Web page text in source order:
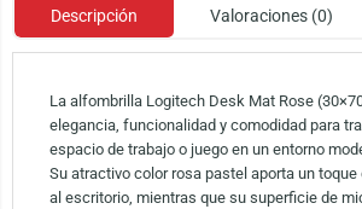
Descripción Valoraciones (0)
La alfombrilla Logitech Desk Mat Rose
elegancia, funcionalidad y comodidad para
espacio de trabajo o juego en un entorno
Su atractivo color rosa pastel aporta un
al escritorio, mientras que su superficie de